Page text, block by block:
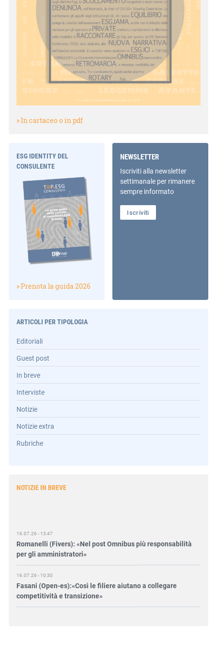
» In cartaceo o in pdf
ESG IDENTITY DEL
CONSULENTE
» Prenota la guida 2026
NEWSLETTER
Iscriviti alla newsletter
settimanale per rimanere
sempre informato
Iscriviti
ARTICOLI PER TIPOLOGIA
Editoriali
Guest post
In breve
Interviste
Notizie
Notizie extra
Rubriche
NOTIZIE IN BREVE
Romanelli (Fivers): «Nel post Omnibus più responsabilità
per gli amministratori»
Fasani (Open-es):«Così le filiere aiutano a collegare
competitività e transizione»